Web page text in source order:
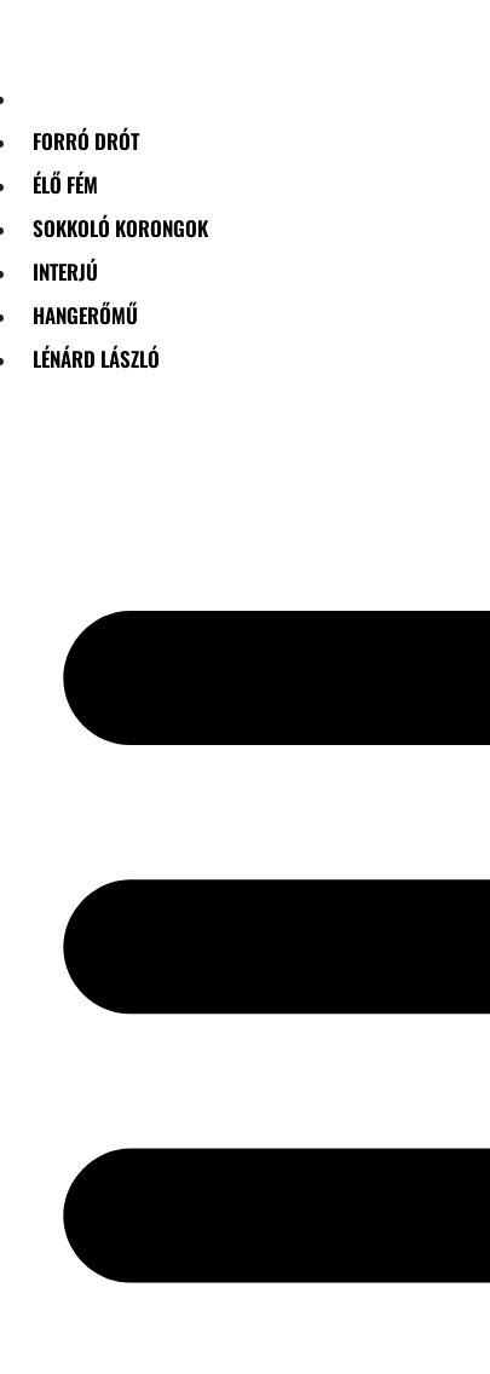
FORRÓ DRÓT
ÉLŐ FÉM
SOKKOLÓ KORONGOK
INTERJÚ
HANGERŐMŰ
LÉNÁRD LÁSZLÓ